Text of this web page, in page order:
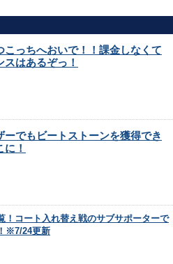
こっちへおいで！！課金しなくて
スはあるぞっ！
ーでもビートストーンを獲得でき
！
！コート入れ替え戦のサブサポーターで
※7/24更新